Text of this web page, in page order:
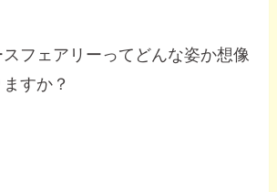
フェアリーってどんな姿か想像
すか？